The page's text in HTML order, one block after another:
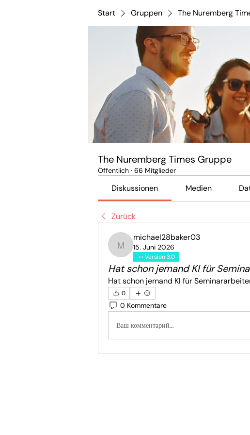
Start Gruppen The Nuremberg
The Nuremberg Times Gruppe
Öffentlich · 66 Mitglieder
Diskussionen Medien
Zurück
michael28baker03
michael28baker03
15. Juni 2026
Version 3.0
Hat schon jemand KI für
Hat schon jemand KI für
0
0 Kommentare
Ваш комментарий...